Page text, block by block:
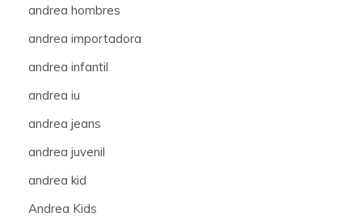
andrea hombres
andrea importadora
andrea infantil
andrea iu
andrea jeans
andrea juvenil
andrea kid
Andrea Kids